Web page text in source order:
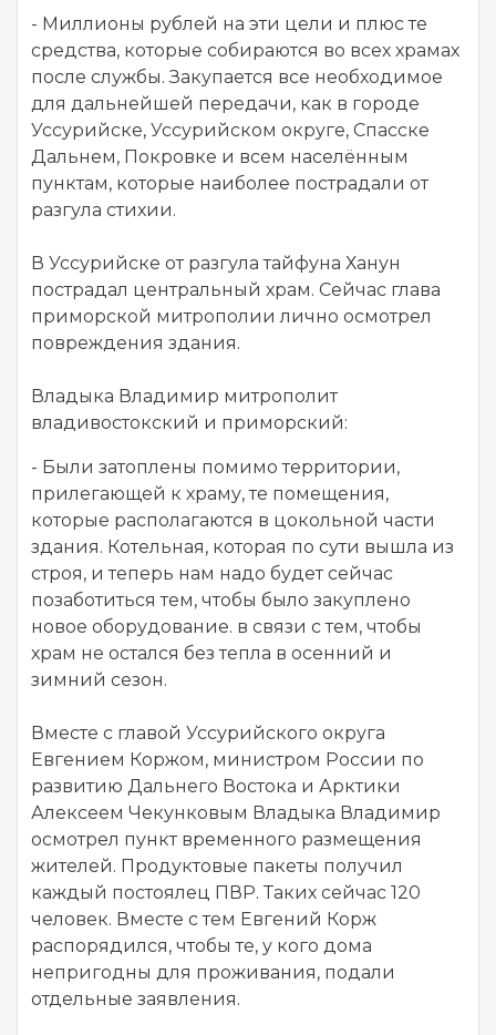
- Миллионы рублей на эти цели и плюс те
средства, которые собираются во всех храмах
после службы. Закупается все необходимое
для дальнейшей передачи, как в городе
Уссурийске, Уссурийском округе, Спасске
Дальнем, Покровке и всем населённым
пунктам, которые наиболее пострадали от
разгула стихии.
В Уссурийске от разгула тайфуна Ханун
пострадал центральный храм. Сейчас глава
приморской митрополии лично осмотрел
повреждения здания.
Владыка Владимир митрополит
владивостокский и приморский:
- Были затоплены помимо территории,
прилегающей к храму, те помещения,
которые располагаются в цокольной части
здания. Котельная, которая по сути вышла из
строя, и теперь нам надо будет сейчас
позаботиться тем, чтобы было закуплено
новое оборудование. в связи с тем, чтобы
храм не остался без тепла в осенний и
зимний сезон.
Вместе с главой Уссурийского округа
Евгением Коржом, министром России по
развитию Дальнего Востока и Арктики
Алексеем Чекунковым Владыка Владимир
осмотрел пункт временного размещения
жителей. Продуктовые пакеты получил
каждый постоялец ПВР. Таких сейчас 120
человек. Вместе с тем Евгений Корж
распорядился, чтобы те, у кого дома
непригодны для проживания, подали
отдельные заявления.